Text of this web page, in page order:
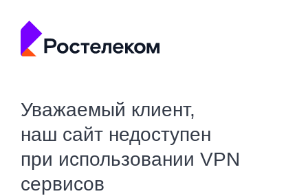
Уважаемый клиент,
наш сайт недоступен
при использовании VPN
сервисов